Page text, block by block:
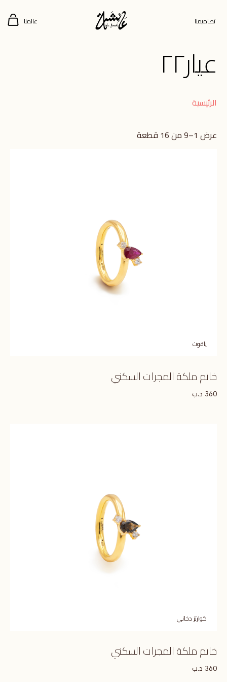
تصاميمنا عالمنا
عيار٢٢
الرئيسية
عرض 1–9 من 16 قطعة
ياقوت
خاتم ملكة المجرات السكني
360 د.ب
كوارتز دخاني
خاتم ملكة المجرات السكني
360 د.ب